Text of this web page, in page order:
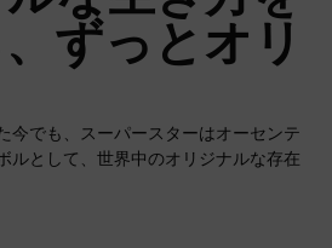
ずっとオリ
今でも、スーパースターはオーセンテ
ルとして、世界中のオリジナルな存在